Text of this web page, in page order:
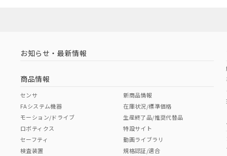
お知らせ・最新情報
商品情報
センサ
FAシステム機器
モーション/ドライブ
ロボティクス
セーフティ
検査装置
新商品情報
在庫状況/標準価格
生産終了品/推奨代替品
特設サイト
動画ライブラリ
規格認証/適合